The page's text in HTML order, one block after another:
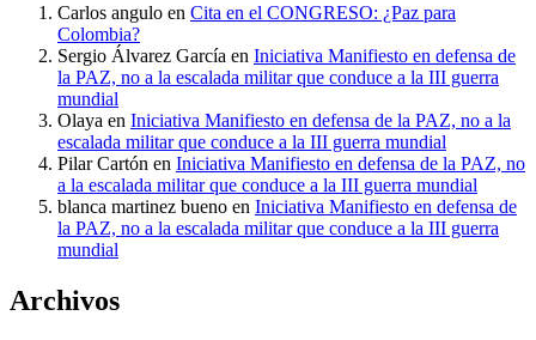
Carlos angulo en Cita en el CONGRESO: ¿Paz para
Colombia?
Sergio Álvarez García en Iniciativa Manifiesto en defensa de
la PAZ, no a la escalada militar que conduce a la III guerra
mundial
Olaya en Iniciativa Manifiesto en defensa de la PAZ, no a la
escalada militar que conduce a la III guerra mundial
Pilar Cartón en Iniciativa Manifiesto en defensa de la PAZ, no
a la escalada militar que conduce a la III guerra mundial
blanca martinez bueno en Iniciativa Manifiesto en defensa de
la PAZ, no a la escalada militar que conduce a la III guerra
mundial
Archivos